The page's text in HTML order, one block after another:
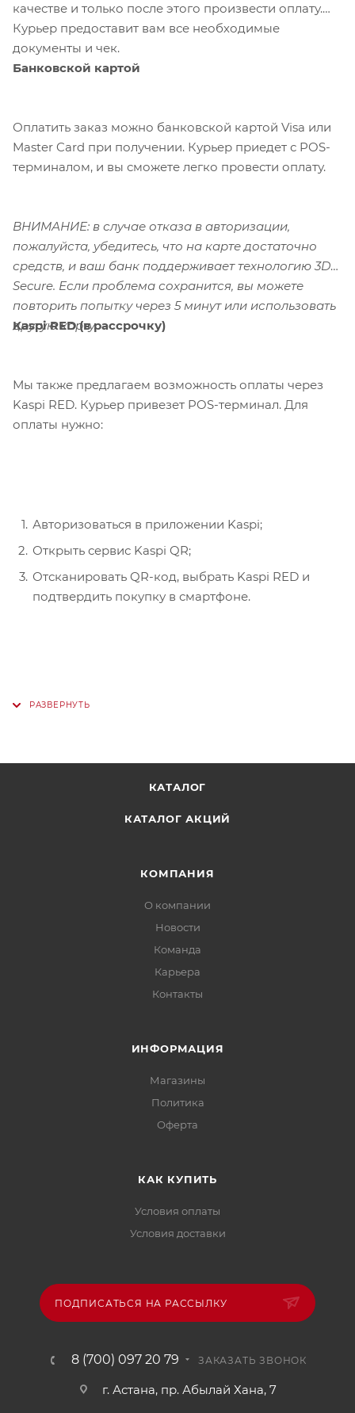
качестве и только после этого произвести оплату.
Курьер предоставит вам все необходимые
документы и чек.
Банковской картой
Оплатить заказ можно банковской картой Visa или
Master Card при получении. Курьер приедет с POS-
терминалом, и вы сможете легко провести оплату.
ВНИМАНИЕ: в случае отказа в авторизации,
пожалуйста, убедитесь, что на карте достаточно
средств, и ваш банк поддерживает технологию 3D-
Secure. Если проблема сохранится, вы можете
повторить попытку через 5 минут или использовать
другую карту.
Kaspi RED (в рассрочку)
Мы также предлагаем возможность оплаты через
Kaspi RED. Курьер привезет POS-терминал. Для
оплаты нужно:
Авторизоваться в приложении Kaspi;
Открыть сервис Kaspi QR;
Отсканировать QR-код, выбрать Kaspi RED и
подтвердить покупку в смартфоне.
КАТАЛОГ
КАТАЛОГ АКЦИЙ
КОМПАНИЯ
О компании
Новости
Команда
Карьера
Контакты
ИНФОРМАЦИЯ
Магазины
Политика
Офертa
КАК КУПИТЬ
Условия оплаты
Условия доставки
ПОДПИСАТЬСЯ НА РАССЫЛКУ
8 (700) 097 20 79 ЗАКАЗАТЬ ЗВОНОК
г. Астана, пр. Абылай Хана, 7